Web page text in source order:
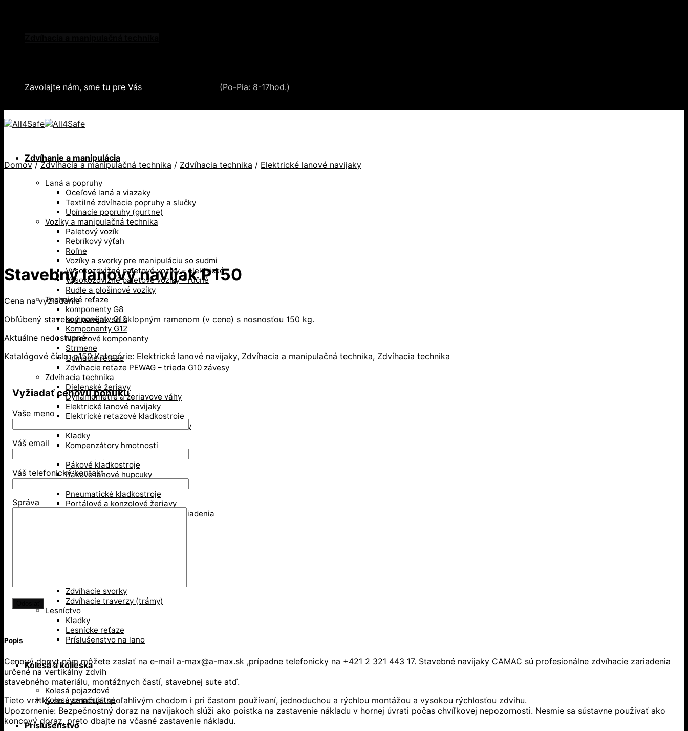
Zavolajte nám, sme tu pre Vás
(Po-Pia: 8-17hod.)
Zdvíhanie a manipulácia
Laná a popruhy
Oceľové laná a viazaky
Textilné zdvíhacie popruhy a slučky
Upínacie popruhy (gurtne)
Vozíky a manipulačná technika
Paletový vozík
Rebríkový výťah
Roľne
Vozíky a svorky pre manipuláciu so sudmi
Vysokozdvižné paletové vozíky – elektrické
Vysokozdvižné paletové vozíky – ručné
Rudle a plošinové vozíky
Technické reťaze
komponenty G8
komponenty G10
Komponenty G12
Nerezové komponenty
Strmene
Upínacie reťaze
Zdvíhacie reťaze PEWAG – trieda G10 závesy
Zdvíhacia technika
Dielenské žeriavy
Dynamometre a žeriavove váhy
Elektrické lanové navijaky
Elektrické reťazové kladkostroje
Hrebeňové a hydraulické zdviháky
Kladky
Kompenzátory hmotnosti
Pákové kladkostroje
Pákove lanové hupcuky
Pneumatické kladkostroje
Portálové a konzolové žeriavy
Prísavky a Vakuové zdvíhacie zariadenia
Zdvíhacie svorky
Zdvíhacie traverzy (trámy)
Lesníctvo
Kladky
Lesnícke reťaze
Príslušenstvo na lano
Kolesá a kolieska
Kolesá pojazdové
Kolesá samostatné
Príslušenstvo
Domov / Zdvíhacia a manipulačná technika / Zdvíhacia technika / Elektrické lanové navijaky
Stavebný lanový navijak P150
Cena na vyžiadanie
Obľúbený stavebný navijak so sklopným ramenom (v cene) s nosnosťou 150 kg.
Aktuálne nedostupné
Katalógové číslo:p150 Kategórie: Elektrické lanové navijaky, Zdvíhacia a manipulačná technika, Zdvíhacia technika
Vyžiadať cenovú ponuku
Vaše meno
Váš email
Váš telefonický kontakt
Správa
Popis
Cenový dopyt nám môžete zaslať na e-mail a-max@a-max.sk ,prípadne telefonicky na +421 2 321 443 17. Stavebné navijaky CAMAC sú profesionálne zdvíhacie zariadenia
určené na vertikálny zdvih
stavebného materiálu, montážnych častí, stavebnej sute atď.
Tieto vrátky sa vyznačujú spoľahlivým chodom i pri častom používaní, jednoduchou a rýchlou montážou a vysokou rýchlosťou zdvihu.
Upozornenie: Bezpečnostný doraz na navijakoch slúži ako poistka na zastavenie nákladu v hornej úvrati počas chvíľkovej nepozornosti. Nesmie sa sústavne použivať ako
koncový doraz, preto dbajte na včasné zastavenie nákladu.